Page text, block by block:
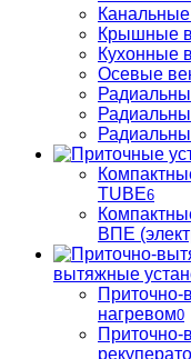
Крышные
Кухонные
Осевые
TUBE6
ВПЕ
вытяжные
Приточно-
нагревом0
Приточно-